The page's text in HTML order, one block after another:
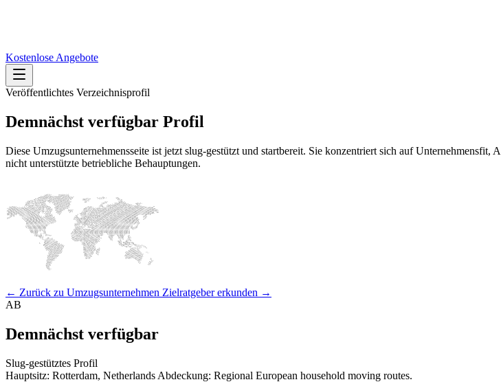
Kostenlose Angebote
Veröffentlichtes Verzeichnisprofil
Demnächst verfügbar Profil
Diese Umzugsunternehmensseite ist jetzt slug-gestützt und startbereit. Sie konzentriert sich auf
nicht unterstützte betriebliche Behauptungen.
← Zurück zu Umzugsunternehmen Zielratgeber erkunden →
AB
Demnächst verfügbar
Slug-gestütztes Profil
Hauptsitz: Rotterdam, Netherlands Abdeckung: Regional European household moving routes.